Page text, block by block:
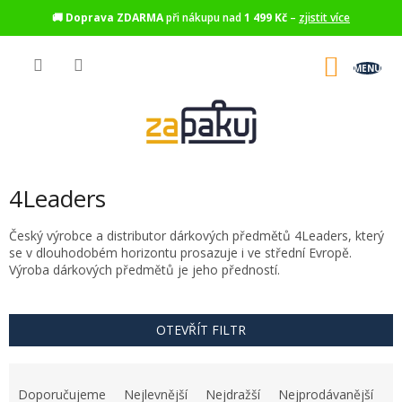
🚚 Doprava ZDARMApři nákupu nad1 499 Kč – zjistit více
4Leaders
Český výrobce a distributor dárkových předmětů 4Leaders, který
se v dlouhodobém horizontu prosazuje i ve střední Evropě.
Výroba dárkových předmětů je jeho předností.
OTEVŘÍT FILTR
Doporučujeme Nejlevnější Nejdražší Nejprodávanější